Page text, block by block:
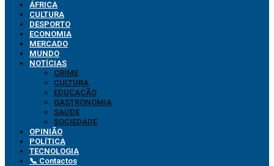
ÁFRICA
CULTURA
DESPORTO
ECONOMIA
MERCADO
MUNDO
NOTÍCIAS
CRIME
CULTURA
EDUCAÇÃO
GASTRONOMIA
SAÚDE
SOCIEDADE
OPINIÃO
POLÍTICA
TECNOLOGIA
📞 Contactos